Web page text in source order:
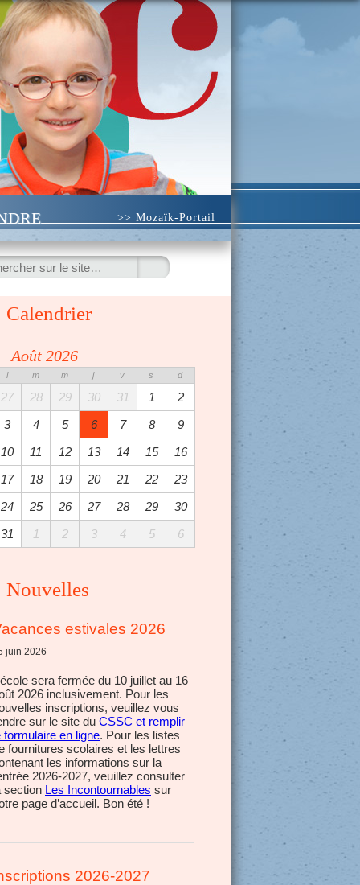
>> Mozaïk-Portail
Calendrier
Août 2026
l m m j v s d
27 28 29 30 31 1
2
3
4 5 6 7 8
9
10
11 12 13 14 15
16
17
18 19 20 21 22
23
24
25 26 27 28 29
30
31
1 2 3 4 5 6
Nouvelles
estivales 2026
juin 2026
sera fermée du 10 juillet au 16
2026 inclusivement. Pour les
inscriptions, veuillez vous
sur le site du CSSC et remplir
formulaire en ligne. Pour les listes
fournitures scolaires et les lettres
les informations sur la
2026-2027, veuillez consulter
section Les Incontournables sur
page d’accueil. Bon été !
2026-2027